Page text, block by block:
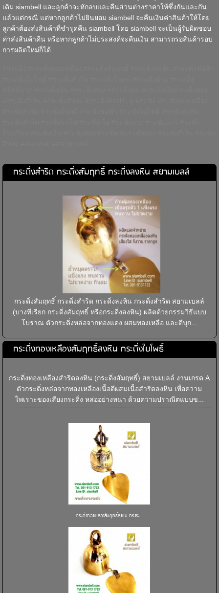
เดิม siambell และลูกค้าจะหักลบและคืนส่วนต่างราคาให้ซึ่งกันและกัน
แล้วแต่กรณี แต่หากลูกค้าไม่ยินยอม siambell จะคืนเงินค่าสินค้าให้โดย
ลูกค้าต้องส่งสินค้าที่ชำรุดคืน siambell โดย siambell จะเป็นผู้รับผิดชอบ
ค่าส่งสินค้าคืน หรือหากลูกค้าไม่ประสงค์จะคืนเงิน สามารถรอสินค้ารอบ
การผลิตใหม่ก็ได้
กระดิ่งสำริด กระดิ่งสัมฤทธิ์ กระดิ่งลงหิน สยามเบลล์
กระดิ่งสัมฤทธิ์ กระดิ่งสำริด กระดิ่งลงหิน กระดิ่งสำริด สยามเบลล์
(บางทีเรียก กระดิ่งสัมฤทธิ์ หรือกระดิ่งลงหิน) ผลิตด้วยกรรมวิธีแบบ
โบราณ ตัวกระดิ่งหล่อจากทองแดง ผสมทองเหลือ และดีบุก...
กระดิ่งทองเหลืองสัมฤทธิ์ลงหิน กระดิ่งใบโพธิ์
กระดิ่งทองเหลืองสำริดลงหิน (กระดิ่งสัมฤทธิ์) สยามเบลล์ งานเกรด A
ตัวกระดิ่งหล่อจากทองเหลืองเนื้อดีผสมเนื้อสำริดลงหิน เพื่อความ
ไพเราะของเสียงกระดิ่ง หล่ออย่างหนา ด้วยความปราณีตแบบข...
กระดิ่งทองเหลืองสัมฤทธิ์ลงหิน ทรงระ...